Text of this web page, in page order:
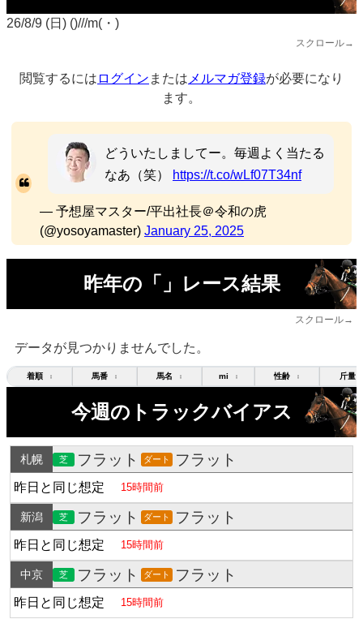
26/8/9 (日) ()///m(・)
スクロール→
閲覧するには ログイン または メルマガ登録が必要になり
ます。
どういたしましてー。毎週よく当たる
なあ（笑）
https://t.co/wLf07T34nf
— 予想屋マスター/平出社長＠令和の虎
(@yosoyamaster) January 25, 2025
昨年の「」レース結果
スクロール→
データが見つかりませんでした。
着順 ↕ 馬番 ↕ 馬名 ↕ mi ↕ 性齢 ↕ 斤量
今週のトラックバイアス
札幌 芝 フラット ダート フラット
昨日と同じ想定 15時間前
新潟 芝 フラット ダート フラット
昨日と同じ想定 15時間前
中京 芝 フラット ダート フラット
昨日と同じ想定 15時間前